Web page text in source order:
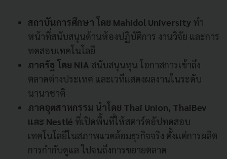
สถาบันการศึกษา โดย Mahidol University ทำ
หน้าที่สนับสนุนด้านห้องปฏิบัติการ งานวิจัย และการ
ทดสอบเทคโนโลยี
ภาครัฐ โดย NIA สนับสนุนทุน โอกาสการเข้าถึง
ตลาดต่างประเทศ และเวทีแสดงผลงานในระดับ
นานาชาติ
ภาคอุตสาหกรรม นำโดย Thai Union, ThaiBev
และ Nestlé ที่เปิดพื้นที่ให้สตาร์ตอัปทดสอบ
เทคโนโลยีในสภาพแวดล้อมธุรกิจจริง ตั้งแต่การผลิต
การกำกับดูแล ไปจนถึงการขยายตลาด